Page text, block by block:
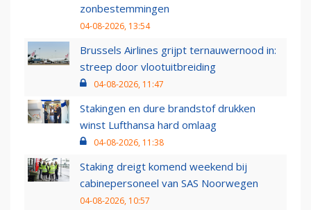
zonbestemmingen
04-08-2026, 13:54
Brussels Airlines grijpt ternauwernood in:
streep door vlootuitbreiding
04-08-2026, 11:47
Stakingen en dure brandstof drukken
winst Lufthansa hard omlaag
04-08-2026, 11:38
Staking dreigt komend weekend bij
cabinepersoneel van SAS Noorwegen
04-08-2026, 10:57